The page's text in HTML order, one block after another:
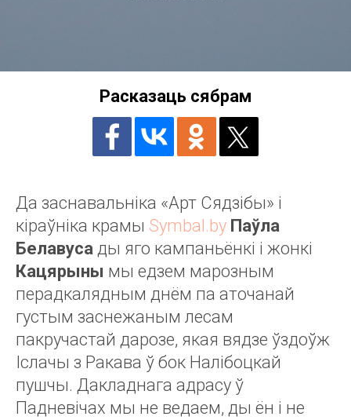
Расказаць сябрам
Да заснавальніка «Арт Сядзібы» і
кіраўніка крамы Symbal.by Паўла
Белавуса ды яго кампаньёнкі і жонкі
Кацярыны мы едзем марозным
перадкалядным днём па аточанай
густым заснежаным лесам
пакручастай дарозе, якая вядзе ўздоўж
Іслачы з Ракава ў бок Налібоцкай
пушчы. Дакладнага адрасу ў
Падневічах мы не ведаем, ды ён і не